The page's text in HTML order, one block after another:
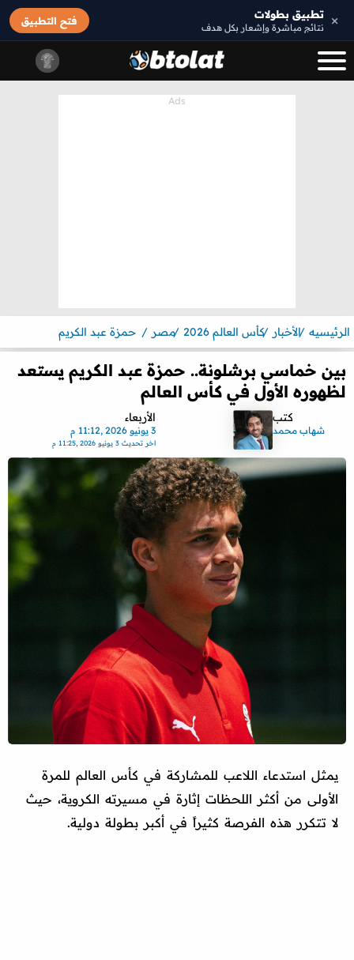
× تطبيق بطولات
نتائج مباشرة وإشعار بكل هدف
فتح التطبيق
الرئيسيه الأخبار كأس العالم 2026 مصر حمزة عبد الكريم
بين خماسي برشلونة.. حمزة عبد الكريم يستعد
لظهوره الأول في كأس العالم
كتب
شهاب محمد
الأربعاء
3 يونيو 2026 ,11:12 م
اخر تحديث3 يونيو 2026 ,11:25 م
يمثل استدعاء اللاعب للمشاركة في كأس العالم للمرة
الأولى من أكثر اللحظات إثارة في مسيرته الكروية، حيث
لا تتكرر هذه الفرصة كثيراً في أكبر بطولة دولية.